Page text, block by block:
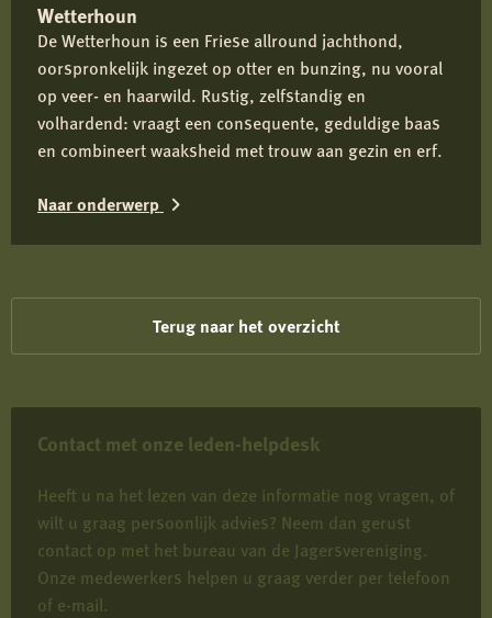
Contact met onze leden-helpdesk
Heeft u na het lezen van deze informatie nog vragen, of
wilt u graag persoonlijk advies? Neem dan gerust
contact op met het bureau van de Jagersvereniging.
Onze medewerkers helpen u graag verder per telefoon
of e-mail.
Wetterhoun
De Wetterhoun is een Friese allround jachthond,
oorspronkelijk ingezet op otter en bunzing, nu vooral
op veer- en haarwild. Rustig, zelfstandig en
volhardend: vraagt een consequente, geduldige baas
en combineert waaksheid met trouw aan gezin en erf.
Naar onderwerp
Wetterhoun
Terug naar het overzicht